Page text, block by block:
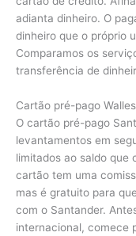
adianta dinheiro. O
dinheiro que o próprio
Comparamos os
transferência de
Cartão pré-pago
O cartão pré-pago
levantamentos em
limitados ao saldo que
cartão tem uma
mas é gratuito para
com o Santander.
internacional, comece